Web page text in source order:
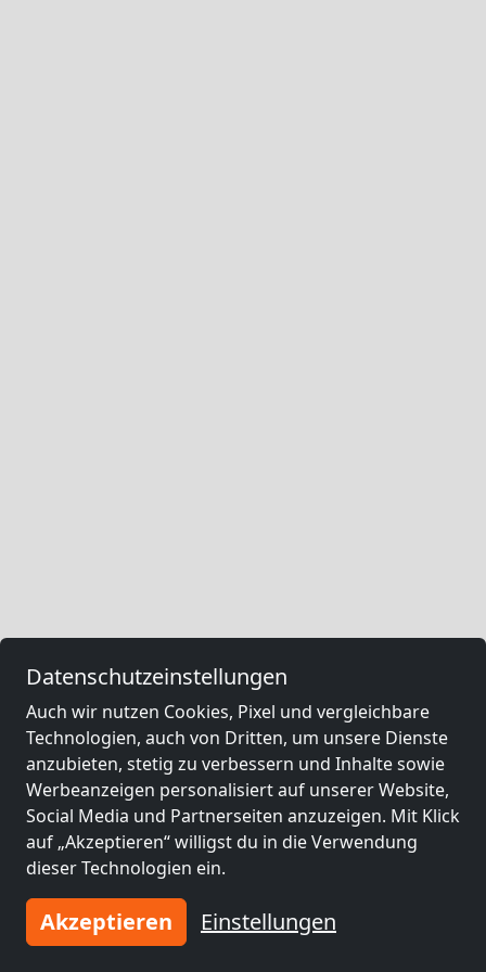
Datenschutzeinstellungen
Auch wir nutzen Cookies, Pixel und vergleichbare
Technologien, auch von Dritten, um unsere Dienste
anzubieten, stetig zu verbessern und Inhalte sowie
Werbeanzeigen personalisiert auf unserer Website,
Social Media und Partnerseiten anzuzeigen. Mit Klick
auf „Akzeptieren“ willigst du in die Verwendung
dieser Technologien ein.
Akzeptieren Einstellungen